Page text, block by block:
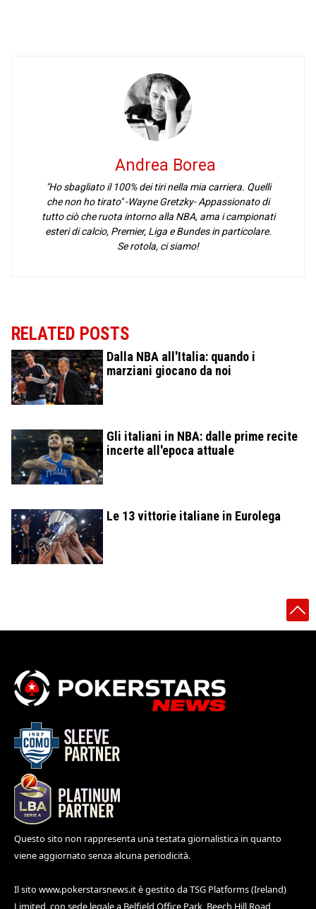
Andrea Borea
"Ho sbagliato il 100% dei tiri nella mia carriera. Quelli
che non ho tirato" -Wayne Gretzky- Appassionato di
tutto ciò che ruota intorno alla NBA, ama i campionati
esteri di calcio, Premier, Liga e Bundes in particolare.
Se rotola, ci siamo!
RELATED POSTS
Dalla NBA all'Italia: quando i
marziani giocano da noi
Gli italiani in NBA: dalle prime recite
incerte all'epoca attuale
Le 13 vittorie italiane in Eurolega
Questo sito non rappresenta una testata giornalistica in quanto
viene aggiornato senza alcuna periodicità.
Il sito www.pokerstarsnews.itè gestito da TSG Platforms (Ireland)
Limited, con sede legale a Belfield Office Park, Beech Hill Road,